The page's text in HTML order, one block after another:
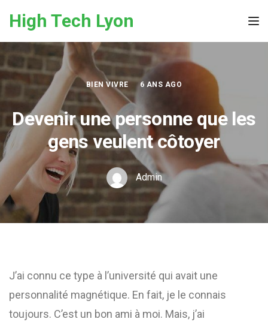
High Tech Lyon
BIEN VIVRE 6 ANS AGO
Devenir une personne que les
gens veulent côtoyer
Admin
J’ai connu ce type à l’université qui avait une
personnalité magnétique. En fait, je le connais
toujours. C’est un bon ami à moi. Mais, j’ai